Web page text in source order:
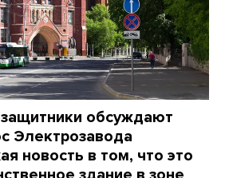
обсуждают
Электрозавода
новость в том, что это